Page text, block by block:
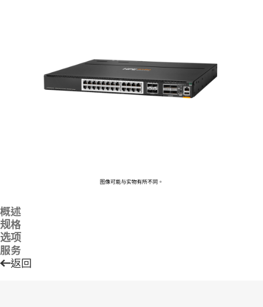
图像可能与实物有所不同。
概述
规格
选项
服务
返回